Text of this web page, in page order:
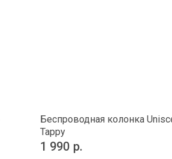
Беспроводная колонка
Tappy
1 990 р.